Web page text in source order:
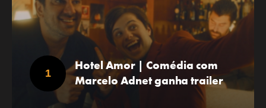
Hotel Amor | Comédia com
Marcelo Adnet ganha trailer